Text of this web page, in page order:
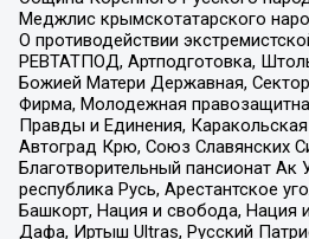
Меджлис крымскотатарского
О противодействии
РЕВТАТПОД, Артподготовка,
Божией Матери Державная,
Фирма, Молодежная
Правды и Единения, Каракольская
Автоград Крю, Союз Славянских
Благотворительный пансионат Ак
республика Русь, Арестантское
Башкорт, Нация и свобода, Нация
Дафа, Иртыш Ultras, Русский